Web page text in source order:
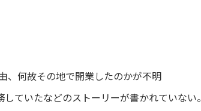
、何故その地で開業したのかが不明
ていたなどのストーリーが書かれていない。